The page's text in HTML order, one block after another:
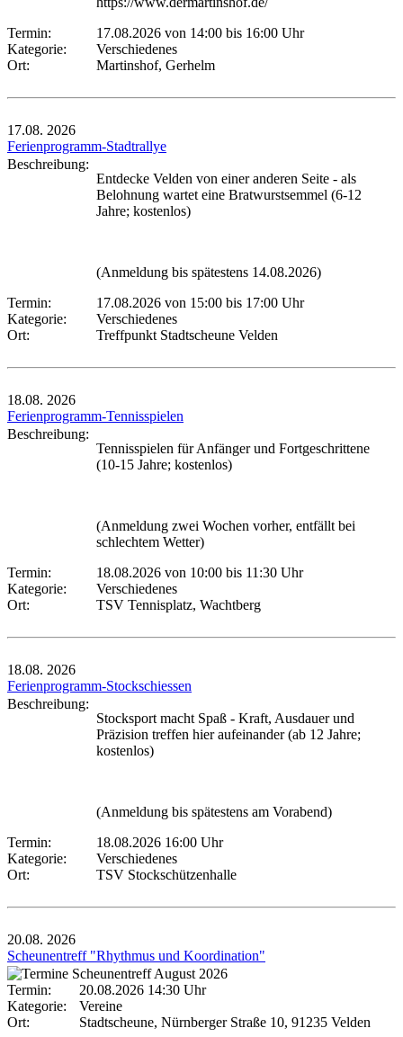
Termin:
17.08.2026 von 14:00 bis 16:00 Uhr
Kategorie:
Verschiedenes
Ort:
Martinshof, Gerhelm
17.08. 2026
Ferienprogramm-Stadtrallye
Beschreibung:
Entdecke Velden von einer anderen Seite - als
Belohnung wartet eine Bratwurstsemmel (6-12
Jahre; kostenlos)
(Anmeldung bis spätestens 14.08.2026)
Termin:
17.08.2026 von 15:00 bis 17:00 Uhr
Kategorie:
Verschiedenes
Ort:
Treffpunkt Stadtscheune Velden
18.08. 2026
Ferienprogramm-Tennisspielen
Beschreibung:
Tennisspielen für Anfänger und Fortgeschrittene
(10-15 Jahre; kostenlos)
(Anmeldung zwei Wochen vorher, entfällt bei
schlechtem Wetter)
Termin:
18.08.2026 von 10:00 bis 11:30 Uhr
Kategorie:
Verschiedenes
Ort:
TSV Tennisplatz, Wachtberg
18.08. 2026
Ferienprogramm-Stockschiessen
Beschreibung:
Stocksport macht Spaß - Kraft, Ausdauer und
Präzision treffen hier aufeinander (ab 12 Jahre;
kostenlos)
(Anmeldung bis spätestens am Vorabend)
Termin:
18.08.2026 16:00 Uhr
Kategorie:
Verschiedenes
Ort:
TSV Stockschützenhalle
20.08. 2026
Scheunentreff "Rhythmus und Koordination"
Termin:
20.08.2026 14:30 Uhr
Kategorie:
Vereine
Ort:
Stadtscheune, Nürnberger Straße 10, 91235 Velden